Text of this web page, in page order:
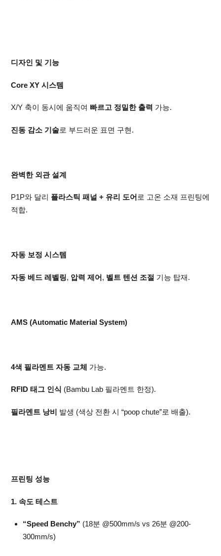
디자인 및 기능
Core XY 시스템
X/Y 축이 동시에 움직여 빠르고 정밀한 출력 가능.
진동 감소 기술로 부드러운 표면 구현.
완벽한 외관 설계
P1P와 달리 플라스틱 패널 + 유리 도어로 고온 소재 프린팅에
적합.
자동 보정 시스템
자동 베드 레벨링, 압력 제어, 벨트 텐션 조절 기능 탑재.
AMS (Automatic Material System)
4색 필라멘트 자동 교체 가능.
RFID 태그 인식 (Bambu Lab 필라멘트 한정).
필라멘트 낭비 발생 (색상 전환 시 “poop chute”로 배출).
프린팅 성능
1. 속도 테스트
“Speed Benchy” (18분 @500mm/s vs 26분 @200-
300mm/s)